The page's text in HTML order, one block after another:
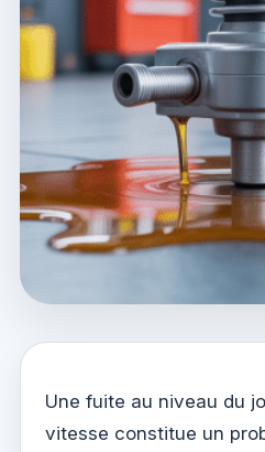
Une fuite au niveau du
vitesse constitue un